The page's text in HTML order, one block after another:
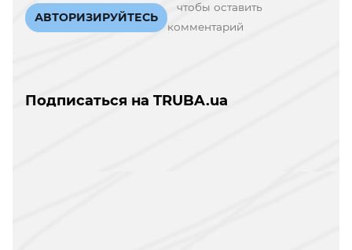
АВТОРИЗИРУЙТЕСЬ
чтобы оставить
комментарий
Подписаться на TRUBA.ua